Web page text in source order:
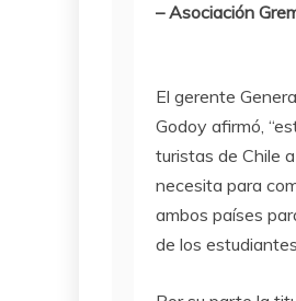
– Asociación
El gerente
Godoy afirmó,
turistas de Chile
necesita para
ambos países
de los